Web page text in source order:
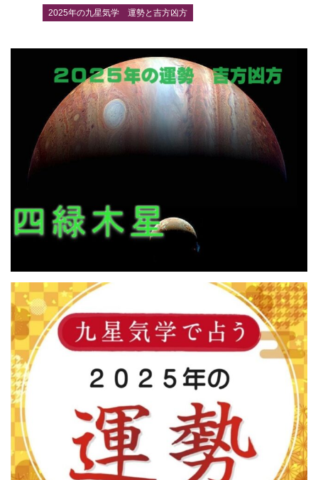
2025年の九星気学 運勢と吉方凶方